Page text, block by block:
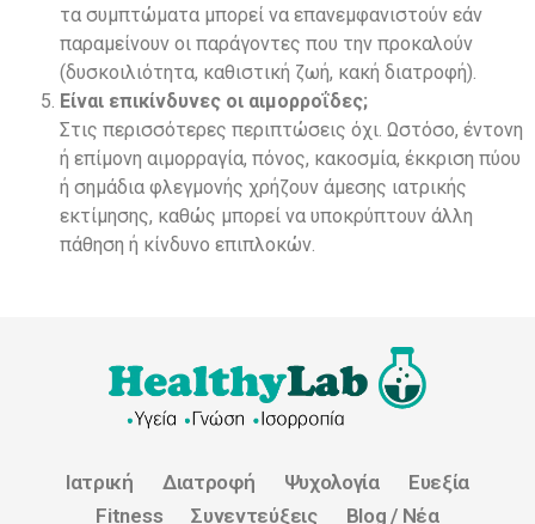
τα συμπτώματα μπορεί να επανεμφανιστούν εάν
παραμείνουν οι παράγοντες που την προκαλούν
(δυσκοιλιότητα, καθιστική ζωή, κακή διατροφή).
Είναι επικίνδυνες οι αιμορροΐδες;
Στις περισσότερες περιπτώσεις όχι. Ωστόσο, έντονη
ή επίμονη αιμορραγία, πόνος, κακοσμία, έκκριση πύου
ή σημάδια φλεγμονής χρήζουν άμεσης ιατρικής
εκτίμησης, καθώς μπορεί να υποκρύπτουν άλλη
πάθηση ή κίνδυνο επιπλοκών.
Ιατρική Διατροφή Ψυχολογία
Ευεξία
Fitness
Συνεντεύξεις Blog / Νέα